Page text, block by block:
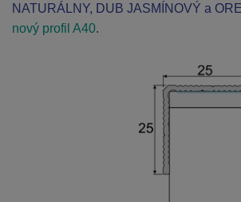
NATURÁLNY, DUB JASMÍNOVÝ a
nový profil A40.